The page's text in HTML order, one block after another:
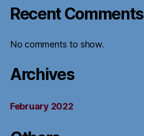
Recent Comments
No comments to show.
Archives
February 2022